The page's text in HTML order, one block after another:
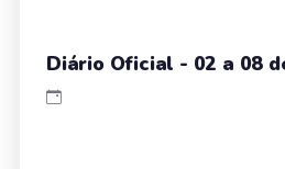
Diário Oficial - 02 a 08